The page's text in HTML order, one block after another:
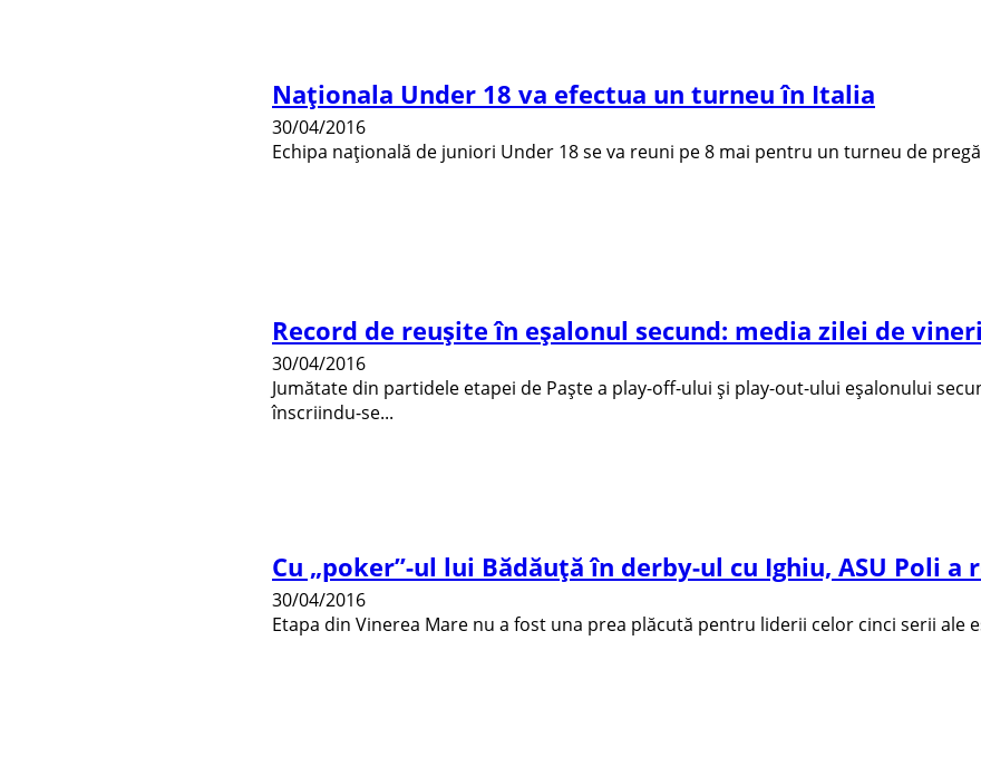
Naționala Under 18 va efectua un turneu în Italia
30/04/2016
Echipa națională de juniori Under 18 se va reuni pe 8 mai pentru un turneu de
Record de reuşite în eşalonul secund: media zilei de
30/04/2016
Jumătate din partidele etapei de Paşte a play-off-ului şi play-out-ului eşalonului
înscriindu-se...
Cu „poker”-ul lui Bădăuţă în derby-ul cu Ighiu, ASU Poli
30/04/2016
Etapa din Vinerea Mare nu a fost una prea plăcută pentru liderii celor cinci serii